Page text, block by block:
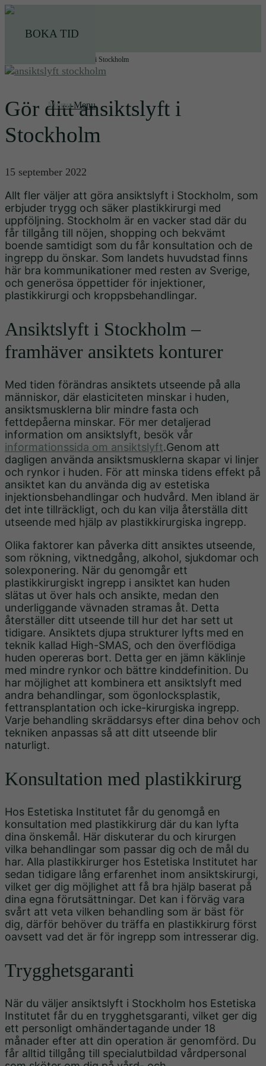
Menu Menu
BOKA TID
Gör ditt ansiktslyft i Stockholm
Gör ditt ansiktslyft i
Stockholm
15 september 2022
Allt fler väljer att göra ansiktslyft i Stockholm, som
erbjuder trygg och säker plastikkirurgi med
uppföljning. Stockholm är en vacker stad där du
får tillgång till nöjen, shopping och bekvämt
boende samtidigt som du får konsultation och de
ingrepp du önskar. Som landets huvudstad finns
här bra kommunikationer med resten av Sverige,
och generösa öppettider för injektioner,
plastikkirurgi och kroppsbehandlingar.
Ansiktslyft i Stockholm –
framhäver ansiktets konturer
Med tiden förändras ansiktets utseende på alla
människor, där elasticiteten minskar i huden,
ansiktsmusklerna blir mindre fasta och
fettdepåerna minskar. För mer detaljerad
information om ansiktslyft, besök vår
informationssida om ansiktslyft.Genom att
dagligen använda ansiktsmusklerna skapar vi linjer
och rynkor i huden. För att minska tidens effekt på
ansiktet kan du använda dig av estetiska
injektionsbehandlingar och hudvård. Men ibland är
det inte tillräckligt, och du kan vilja återställa ditt
utseende med hjälp av plastikkirurgiska ingrepp.
Olika faktorer kan påverka ditt ansiktes utseende,
som rökning, viktnedgång, alkohol, sjukdomar och
solexponering. När du genomgår ett
plastikkirurgiskt ingrepp i ansiktet kan huden
slätas ut över hals och ansikte, medan den
underliggande vävnaden stramas åt. Detta
återställer ditt utseende till hur det har sett ut
tidigare. Ansiktets djupa strukturer lyfts med en
teknik kallad High-SMAS, och den överflödiga
huden opereras bort. Detta ger en jämn käklinje
med mindre rynkor och bättre kinddefinition. Du
har möjlighet att kombinera ett ansiktslyft med
andra behandlingar, som ögonlocksplastik,
fettransplantation och icke-kirurgiska ingrepp.
Varje behandling skräddarsys efter dina behov och
tekniken anpassas så att ditt utseende blir
naturligt.
Konsultation med plastikkirurg
Hos Estetiska Institutet får du genomgå en
konsultation med plastikkirurg där du kan lyfta
dina önskemål. Här diskuterar du och kirurgen
vilka behandlingar som passar dig och de mål du
har. Alla plastikkirurger hos Estetiska Institutet har
sedan tidigare lång erfarenhet inom ansiktskirurgi,
vilket ger dig möjlighet att få bra hjälp baserat på
dina egna förutsättningar. Det kan i förväg vara
svårt att veta vilken behandling som är bäst för
dig, därför behöver du träffa en plastikkirurg först
oavsett vad det är för ingrepp som intresserar dig.
Trygghetsgaranti
När du väljer ansiktslyft i Stockholm hos Estetiska
Institutet får du en trygghetsgaranti, vilket ger dig
ett personligt omhändertagande under 18
månader efter att din operation är genomförd. Du
får alltid tillgång till specialutbildad vårdpersonal